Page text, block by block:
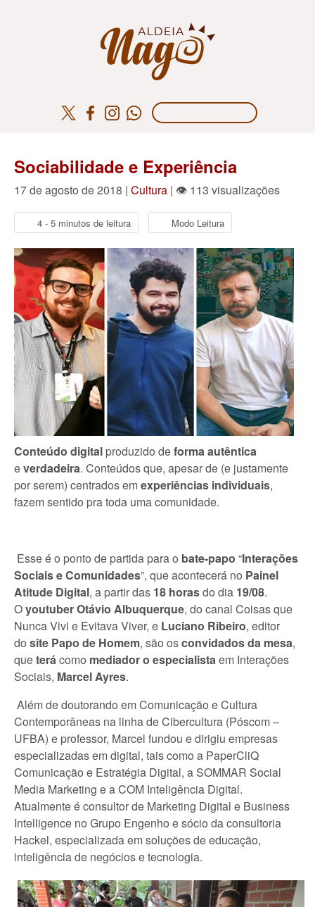
Sociabilidade e Experiência
17 de agosto de 2018 | Cultura | 👁 113 visualizações
4 - 5 minutos de leitura Modo Leitura
Conteúdo digital produzido deforma autêntica
everdadeira. Conteúdos que, apesar de (e justamente
por serem) centrados emexperiências individuais,
fazem sentido pra toda uma comunidade.
Esse é o ponto de partida para o bate-papo “Interações
Sociais e Comunidades”, que acontecerá no Painel
Atitude Digital, a partir das 18 horasdo dia 19/08.
Oyoutuber Otávio Albuquerque, do canal Coisas que
Nunca Vivi e Evitava Viver, e Luciano Ribeiro, editor
do site Papo de Homem, são osconvidados da mesa,
queterá como mediador o especialista em Interações
Sociais, Marcel Ayres.
Além de doutorando em Comunicação e Cultura
Contemporâneas na linha de Cibercultura (Póscom –
UFBA) e professor, Marcel fundou e dirigiu empresas
especializadas em digital, tais como a PaperCliQ
Comunicação e Estratégia Digital, a SOMMAR Social
Media Marketing e a COM Inteligência Digital.
Atualmente é consultor de Marketing Digital e Business
Intelligence no Grupo Engenho e sócio da consultoria
Hackel, especializada em soluções de educação,
inteligência de negócios e tecnologia.